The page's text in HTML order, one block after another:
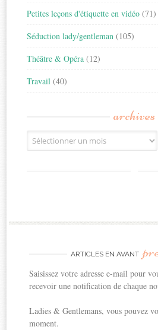
Petites leçons d'étiquette en vidéo (71)
Séduction lady/gentleman (105)
Théâtre & Opéra (12)
Travail (40)
archives
Archives
ARTICLES EN AVANT
Saisissez votre adresse e-mail pour
recevoir une notification de chaque
Ladies & Gentlemans, vous pouvez
moment.